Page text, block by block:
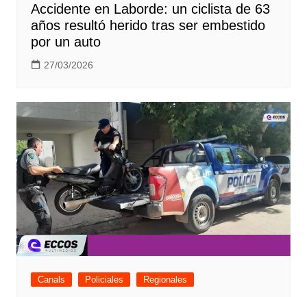
Accidente en Laborde: un ciclista de 63
años resultó herido tras ser embestido
por un auto
27/03/2026
Canals Policiales Regionales